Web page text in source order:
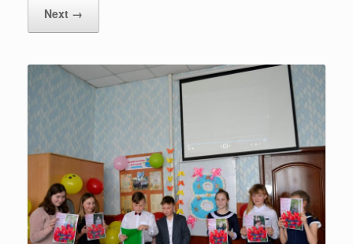
Next →